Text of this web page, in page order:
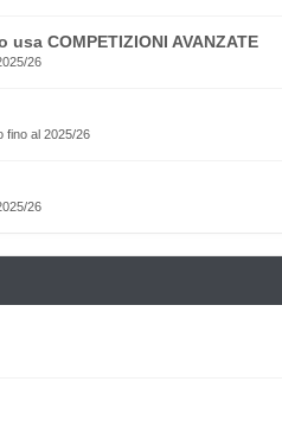
usa COMPETIZIONI AVANZATE
26
fino al 2025/26
26